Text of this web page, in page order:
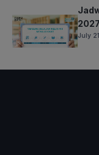
July